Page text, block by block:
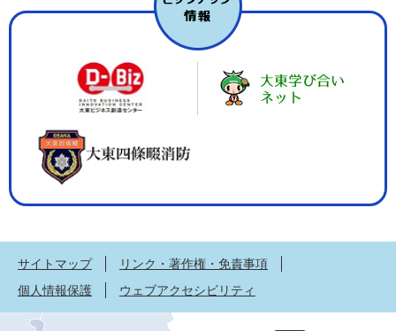
サイトマップ
リンク・著作権・免責事項
個人情報保護
ウェブアクセシビリティ